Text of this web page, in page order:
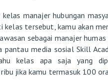
manajer hubungan
kelas tersebut, kamu akan
sebagai manajer
pantau media sosial Skill
kelas apa saja yang
jika kamu termasuk 100